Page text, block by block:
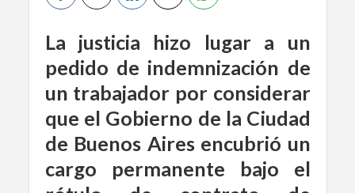
La justicia hizo lugar a un
pedido de indemnización de
un trabajador por considerar
que el Gobierno de la Ciudad
de Buenos Aires encubrió un
cargo permanente bajo el